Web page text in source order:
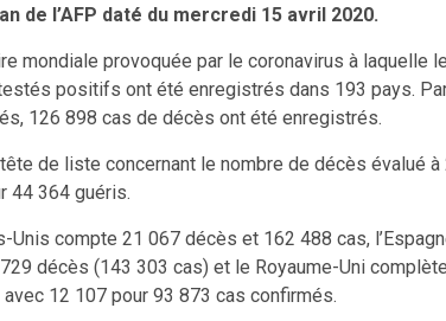
de l’AFP daté du mercredi 15 avril 2020.
mondiale provoquée par le coronavirus à laquelle
positifs ont été enregistrés dans 193 pays.
126 898 cas de décès ont été enregistrés.
de liste concernant le nombre de décès évalué
44 364 guéris.
Unis compte 21 067 décès et 162 488 cas,
décès (143 303 cas) et le Royaume-Uni
12 107 pour 93 873 cas confirmés.